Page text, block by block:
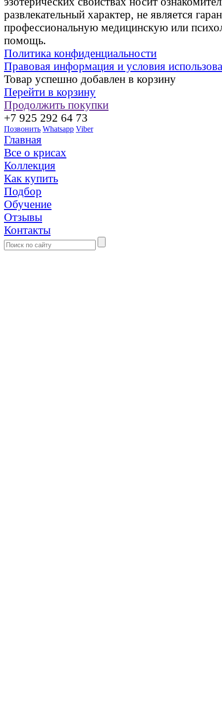
развлекательный характер, не является
профессиональную медицинскую или
помощь.
Политика конфиденциальности
Правовая информация и условия
Товар успешно добавлен в корзину
Перейти в корзину
Продолжить покупки
+7 925 292 64 73
Позвонить Whatsapp Viber
Главная
Все о крисах
Коллекция
Как купить
Подбор
Обучение
Отзывы
Контакты